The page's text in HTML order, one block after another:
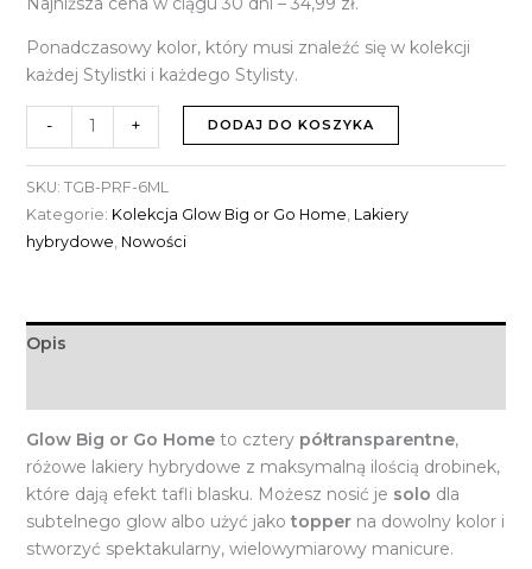
Ponadczasowy kolor, który musi znaleźć się w kolekcji
każdej Stylistki i każdego Stylisty.
- + DODAJ DO KOSZYKA
SKU: TGB-PRF-6ML
Kategorie: Kolekcja Glow Big or Go Home, Lakiery
hybrydowe, Nowości
Opis
Glow Big or Go Hometo cztery półtransparentne,
różowe lakiery hybrydowe z maksymalną ilością drobinek,
które dają efekt tafli blasku. Możesz nosić je solo dla
subtelnego glow albo użyć jakotopperna dowolny kolor i
stworzyć spektakularny, wielowymiarowy manicure.